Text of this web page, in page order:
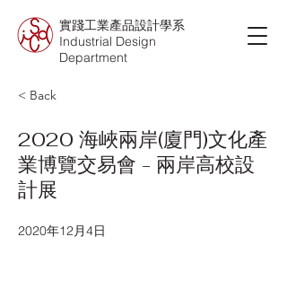
實踐工業產品設計學系
Industrial Design
Department
< Back
2020 海峽兩岸(廈門)文化產
業博覽交易會 - 兩岸高校設
計展
2020年12月4日